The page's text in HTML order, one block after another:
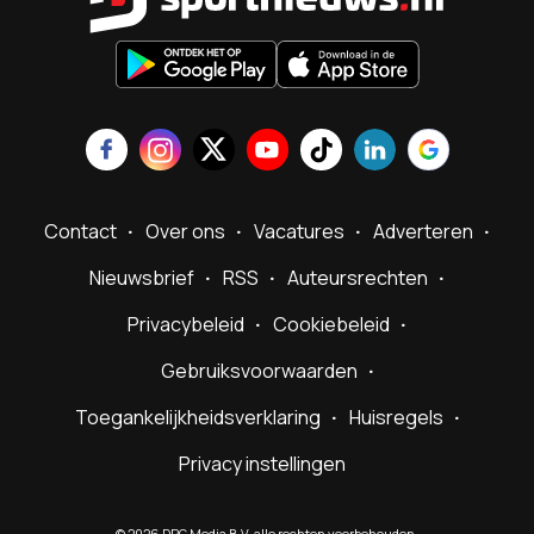
Contact Over ons Vacatures
Adverteren
Nieuwsbrief
RSS
Auteursrechten
Privacybeleid
Cookiebeleid
Gebruiksvoorwaarden
Toegankelijkheidsverklaring
Huisregels
Privacy instellingen